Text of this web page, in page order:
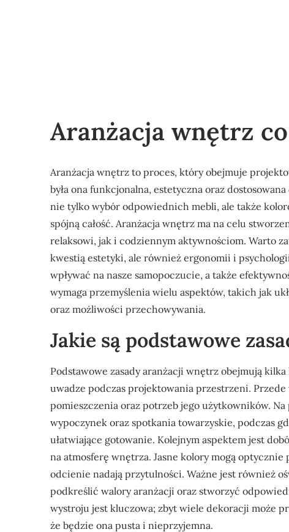
Aranżacja wnętrz
Aranżacja wnętrz to proces, który obejmuje
była ona funkcjonalna, estetyczna oraz
nie tylko wybór odpowiednich mebli, ale także
spójną całość. Aranżacja wnętrz ma na celu
relaksowi, jak i codziennym aktywnościom. Warto
kwestią estetyki, ale również ergonomii i
wpływać na nasze samopoczucie, a także
wymaga przemyślenia wielu aspektów, takich jak
oraz możliwości przechowywania.
Jakie są podstawowe
Podstawowe zasady aranżacji wnętrz obejmują
uwadze podczas projektowania przestrzeni.
pomieszczenia oraz potrzeb jego użytkowników.
wypoczynek oraz spotkania towarzyskie, podczas
ułatwiające gotowanie. Kolejnym aspektem jest
na atmosferę wnętrza. Jasne kolory mogą
odcienie nadają przytulności. Ważne jest również
podkreślić walory aranżacji oraz stworzyć
wystroju jest kluczowa; zbyt wiele dekoracji może
że będzie ona pusta i nieprzyjemna.